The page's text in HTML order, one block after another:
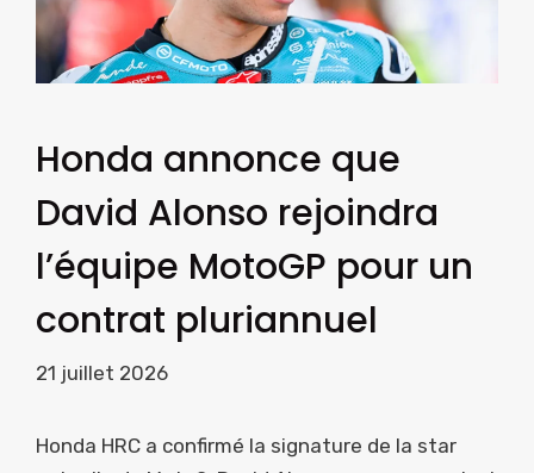
Honda annonce que
David Alonso rejoindra
l’équipe MotoGP pour un
contrat pluriannuel
21 juillet 2026
Honda HRC a confirmé la signature de la star